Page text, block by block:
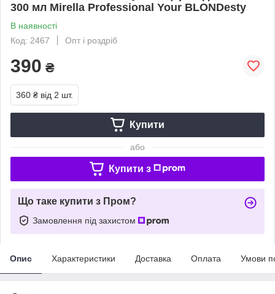
300 мл Mirella Professional Your BLONDesty
В наявності
Код: 2467
Опт і роздріб
390 ₴
360 ₴ від 2 шт.
Купити
або
Купити з
Що таке купити з Пром?
Замовлення під захистом
Опис Характеристики Доставка Оплата Умови